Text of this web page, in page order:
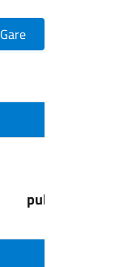
Gare
pubblicazione